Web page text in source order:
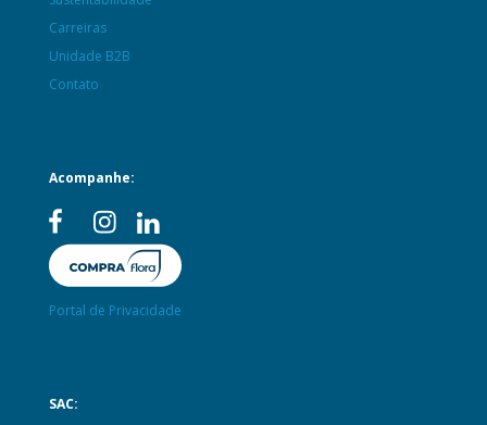
Carreiras
Unidade B2B
Contato
Acompanhe:
Portal de Privacidade
SAC: